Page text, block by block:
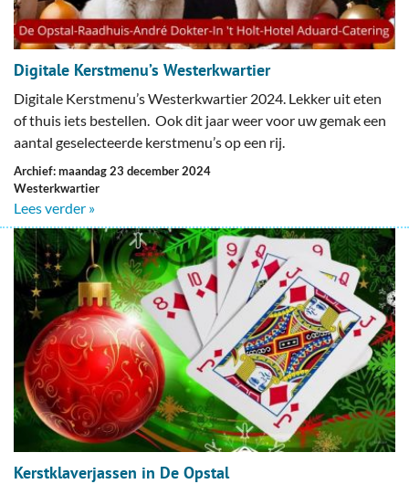
Digitale Kerstmenu’s Westerkwartier
Digitale Kerstmenu’s Westerkwartier 2024. Lekker uit eten
of thuis iets bestellen. Ook dit jaar weer voor uw gemak een
aantal geselecteerde kerstmenu’s op een rij.
Archief: maandag 23 december 2024
Westerkwartier
Lees verder »
Kerstklaverjassen in De Opstal